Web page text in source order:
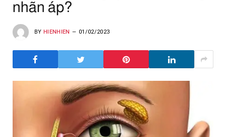
nhãn áp?
BY HIENHIEN 01/02/2023